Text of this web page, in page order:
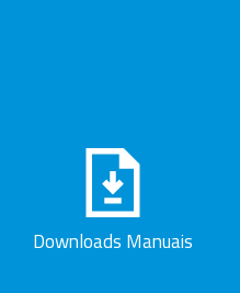
Downloads Manuais